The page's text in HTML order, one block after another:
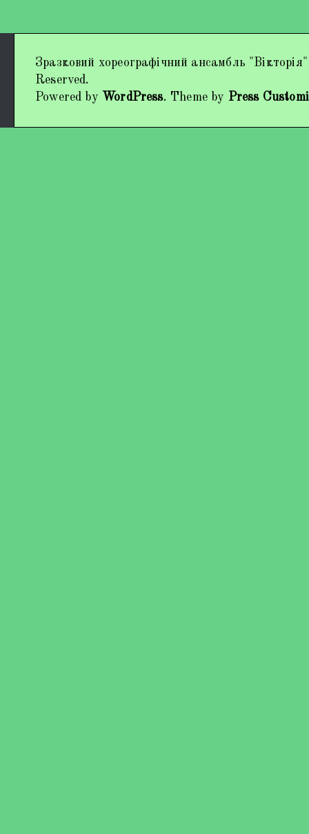
Наші виступи
Працівники колективу
Зразковий хореографічний ансамбль
Reserved.
Powered by WordPress. Theme by Press